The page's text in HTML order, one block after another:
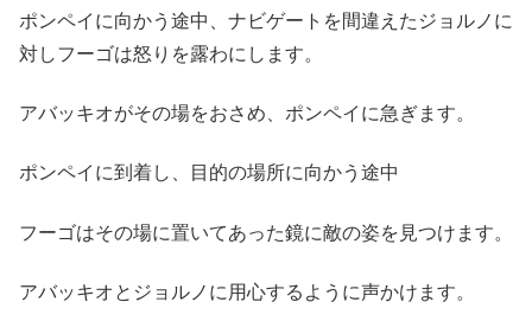
ポンペイに向かう途中、ナビゲートを間違えたジョルノに
対しフーゴは怒りを露わにします。
アバッキオがその場をおさめ、ポンペイに急ぎます。
ポンペイに到着し、目的の場所に向かう途中
フーゴはその場に置いてあった鏡に敵の姿を見つけます。
アバッキオとジョルノに用心するように声かけます。